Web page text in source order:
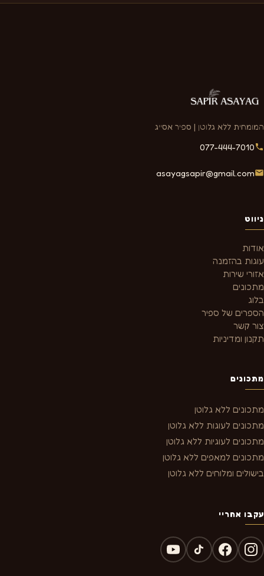
המומחית ללא גלוטן | ספיר אסייג
077-444-7010
asayagsapir@gmail.com
ניווט
אודות
עוגות בהזמנה
אזורי שירות
מתכונים
בלוג
הספרים של ספיר
צור קשר
תקנון ומדיניות
מתכונים
מתכונים ללא גלוטן
מתכונים לעוגות ללא גלוטן
מתכונים לעוגיות ללא גלוטן
מתכונים למאפים ללא גלוטן
בישולים ומלוחים ללא גלוטן
עקבו אחריי